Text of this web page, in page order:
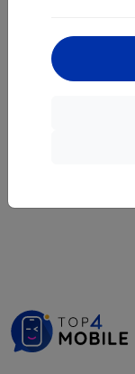
34,90 €
Auf Lager 4